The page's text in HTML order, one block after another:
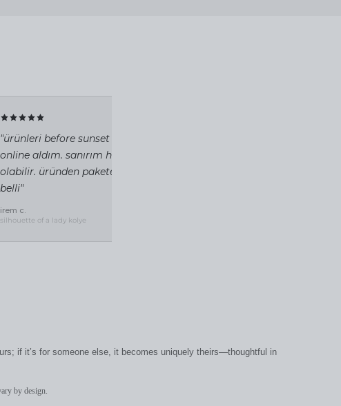
"ürünleri before sunset beach'teki standlarında inceleyip
online aldım. sanırım hayatımda aldığım en güzel kolye
olabilir. üründen pakete toz torbasına kadar özen verildiği
belli"
irem c.
silhouette of a lady kolye
if it’s for someone else, it becomes uniquely theirs—thoughtful in
by design.